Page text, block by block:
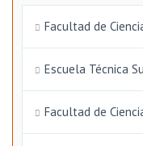
Facultad de
Escuela Técnica
Facultad de